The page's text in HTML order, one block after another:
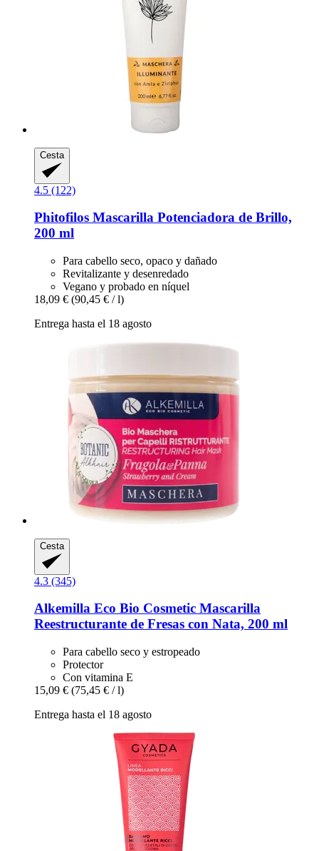
Cesta
4.5 (122)
Phitofilos Mascarilla Potenciadora de Brillo,
200 ml
Para cabello seco, opaco y dañado
Revitalizante y desenredado
Vegano y probado en níquel
18,09 € (90,45 € / l)
Entrega hasta el 18 agosto
Cesta
4.3 (345)
Alkemilla Eco Bio Cosmetic Mascarilla
Reestructurante de Fresas con Nata, 200 ml
Para cabello seco y estropeado
Protector
Con vitamina E
15,09 € (75,45 € / l)
Entrega hasta el 18 agosto